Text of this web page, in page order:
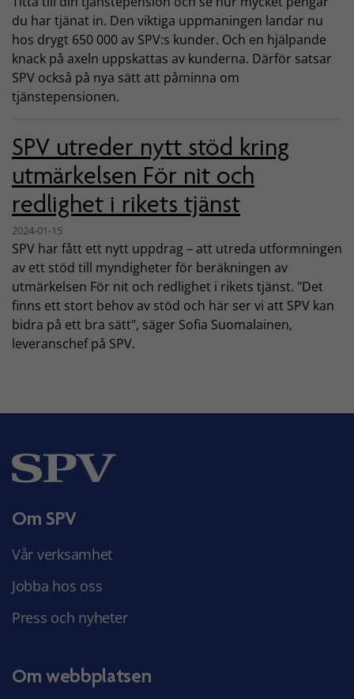
du har tjänat in. Den viktiga uppmaningen landar nu
hos drygt 650 000 av SPV:s kunder. Och en hjälpande
knack på axeln uppskattas av kunderna. Därför satsar
SPV också på nya sätt att påminna om
tjänstepensionen.
SPV utreder nytt stöd kring
utmärkelsen För nit och
redlighet i rikets tjänst
2024-01-15
SPV har fått ett nytt uppdrag – att utreda utformningen
av ett stöd till myndigheter för beräkningen av
utmärkelsen För nit och redlighet i rikets tjänst. "Det
finns ett stort behov av stöd och här ser vi att SPV kan
bidra på ett bra sätt", säger Sofia Suomalainen,
leveranschef på SPV.
Om SPV
Vår verksamhet
Jobba hos oss
Press och nyheter
Om webbplatsen